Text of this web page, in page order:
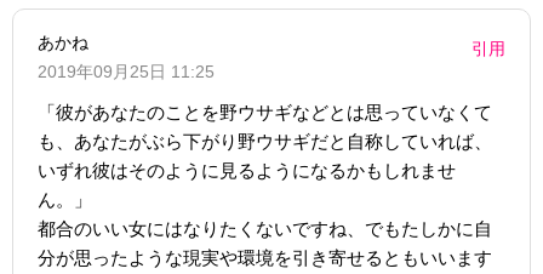
あかね
2019年09月25日 11:25
引用
「彼があなたのことを野ウサギなどとは思っていなくて
も、あなたがぶら下がり野ウサギだと自称していれば、
いずれ彼はそのように見るようになるかもしれませ
ん。」
都合のいい女にはなりたくないですね、でもたしかに自
分が思ったような現実や環境を引き寄せるともいいます